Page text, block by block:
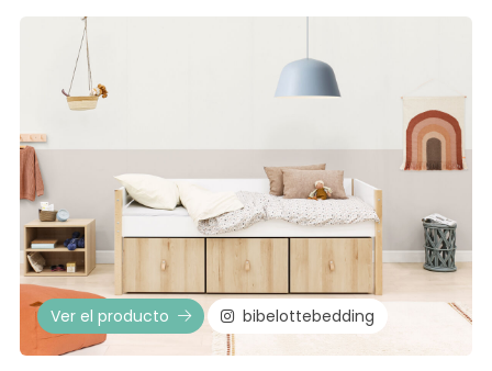
Ver el producto bibelottebedding